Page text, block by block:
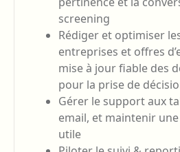
screening
Rédiger et optimiser
entreprises et offres
mise à jour fiable des
pour la prise de
Gérer le support aux
email, et maintenir
utile